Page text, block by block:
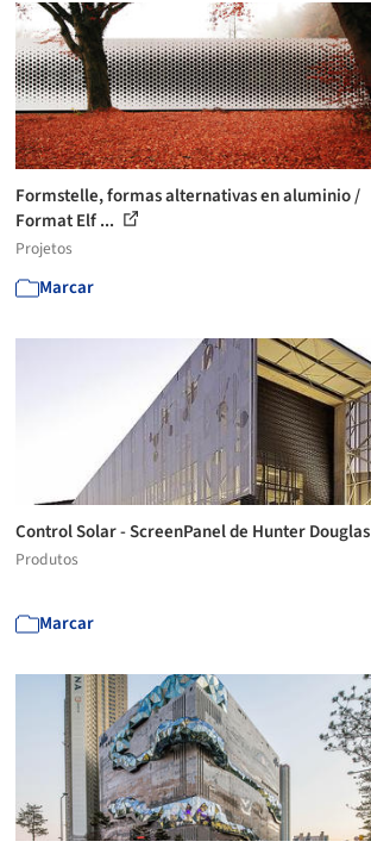
Formstelle, formas alternativas en aluminio /
Format Elf ...
Projetos
Marcar
Control Solar - ScreenPanel de Hunter Douglas
Produtos
Marcar